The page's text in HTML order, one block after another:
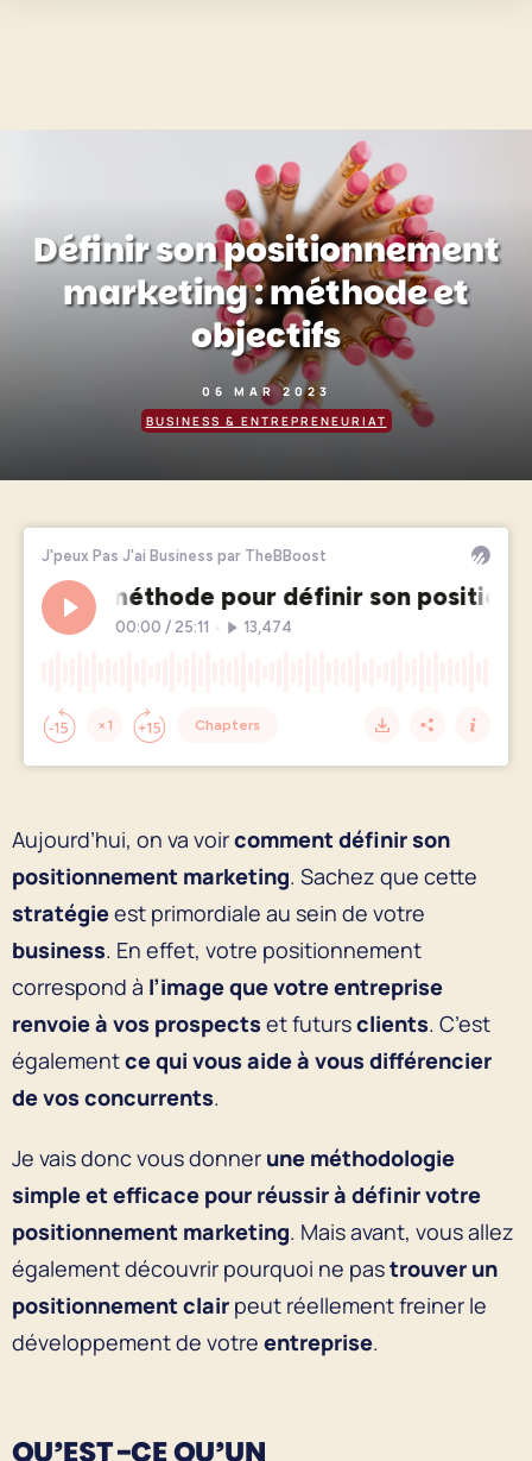
Définir son positionnement
marketing : méthode et
objectifs
06 MAR 2023
BUSINESS & ENTREPRENEURIAT
Aujourd’hui, on va voircomment définir son
positionnement marketing. Sachez que cette
stratégieest primordiale au sein de votre
business. En effet, votre positionnement
correspond à l’image que votre entreprise
renvoie à vos prospects et futursclients. C’est
égalementce qui vous aide à vous différencier
de vos concurrents.
Je vais donc vous donner une méthodologie
simple et efficace pour réussir à définir votre
positionnement marketing. Mais avant, vous allez
également découvrir pourquoi ne pastrouver un
positionnement clair peut réellement freiner le
développement de votre entreprise.
QU’EST-CE QU’UN